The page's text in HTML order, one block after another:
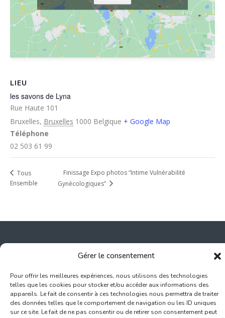
Gérer le consentement
Pour offrir les meilleures expériences, nous utilisons des technologies
telles que les cookies pour stocker et/ou accéder aux informations des
appareils. Le fait de consentir à ces technologies nous permettra de traiter
des données telles que le comportement de navigation ou les ID uniques
sur ce site. Le fait de ne pas consentir ou de retirer son consentement peut
LIEU
les savons de Lyna
Rue Haute 101
Bruxelles, Bruxelles 1000 Belgique + Google Map
Téléphone
02 503 61 99
Tous
Ensemble
Finissage Expo photos “Intime Vulnérabilité
Gynécologiques”
Association des Commerçants du Quartier Bruegel et des
Marolles
Rue Haute 77 - 1000 Bruxelles